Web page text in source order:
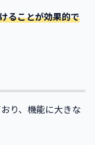
ることが効果的で
り、機能に大きな